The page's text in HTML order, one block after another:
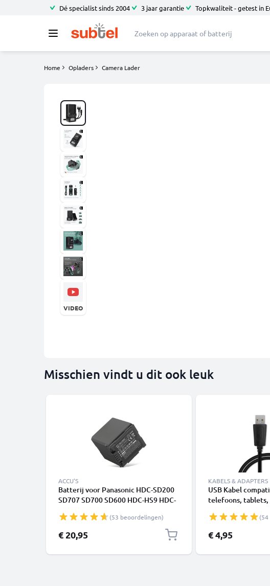
Dé specialist sinds 2004 3 jaar garantie Topkwaliteit - getest in
Home Opladers Camera Lader
VIDEO
Misschien vindt u dit ook leuk
ACCU'S
Batterij voor Panasonic HDC-SD200
SD707 SD700 SD600 HDC-HS9 HDC-
VBG070 VW-VBG130 VW-VBG260
Accu (2200mAh, 7.4V) van CELLONIC
(53 beoordelingen)
€ 20,95
KABELS & ADAPTERS
USB Kabel
telefoons, tablets,
PVC
€ 4,95